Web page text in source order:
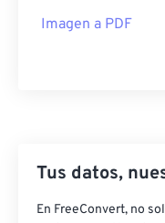
Imagen a PDF
Tus datos,
En FreeConvert, no